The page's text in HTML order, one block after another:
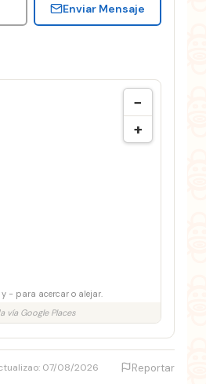
Enviar Mensaje
−
+
− para acercar o alejar.
vía Google Places
07/08/2026 Reportar